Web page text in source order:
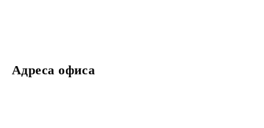
Адреса офиса